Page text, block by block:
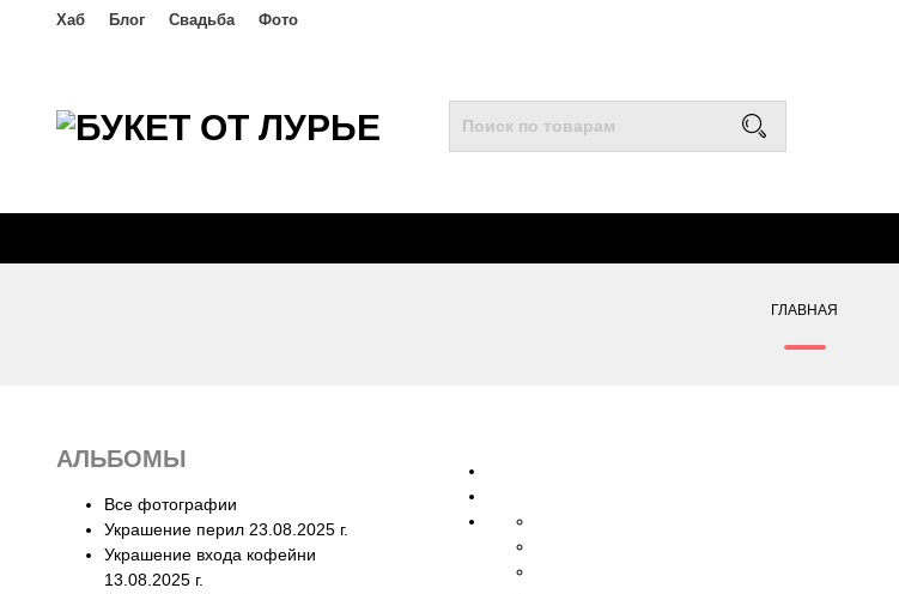
Хаб Блог Свадьба Фото
ГЛАВНАЯ
АЛЬБОМЫ
Все фотографии
Украшение перил 23.08.2025 г.
Украшение входа кофейни
13.08.2025 г.